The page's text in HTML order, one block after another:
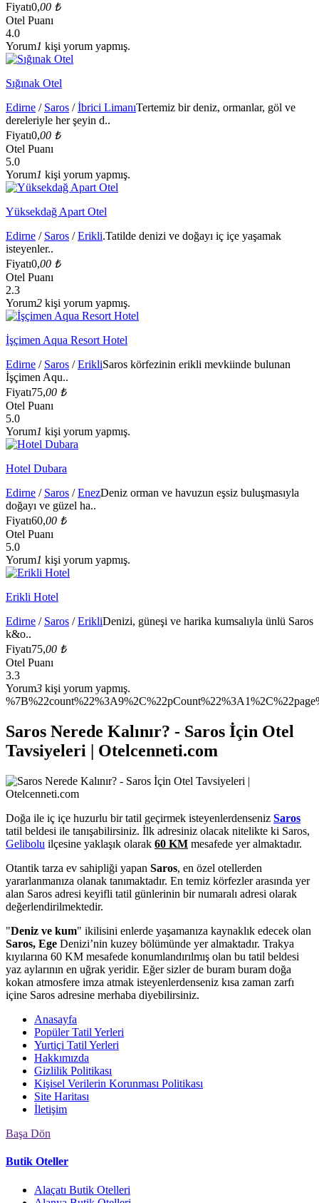
Fiyatı0,00 ₺
Otel Puanı
4.0
Yorum1 kişi yorum yapmış.
Sığınak Otel
Edirne / Saros /İbrici LimanıTertemiz bir deniz, ormanlar, göl ve
dereleriyle her şeyin d..
Fiyatı0,00 ₺
Otel Puanı
5.0
Yorum1 kişi yorum yapmış.
Yüksekdağ Apart Otel
Edirne / Saros /Erikli.Tatilde denizi ve doğayı iç içe yaşamak
isteyenler..
Fiyatı0,00 ₺
Otel Puanı
2.3
Yorum2 kişi yorum yapmış.
İşçimen Aqua Resort Hotel
Edirne / Saros /ErikliSaros körfezinin erikli mevkiinde bulunan
İşçimen Aqu..
Fiyatı75,00 ₺
Otel Puanı
5.0
Yorum1 kişi yorum yapmış.
Hotel Dubara
Edirne / Saros /EnezDeniz orman ve havuzun eşsiz buluşmasıyla
doğayı ve güzel ha..
Fiyatı60,00 ₺
Otel Puanı
5.0
Yorum1 kişi yorum yapmış.
Erikli Hotel
Edirne / Saros /ErikliDenizi, güneşi ve harika kumsalıyla ünlü Saros
k&o..
Fiyatı75,00 ₺
Otel Puanı
3.3
Yorum3 kişi yorum yapmış.
Saros Nerede Kalınır? - Saros İçin Otel
Tavsiyeleri | Otelcenneti.com
Doğa ile iç içe huzurlu bir tatil geçirmek isteyenlerdenseniz Saros
tatil beldesi ile tanışabilirsiniz. İlk adresiniz olacak nitelikte ki Saros,
Gelibolu ilçesine yaklaşık olarak 60 KM mesafede yer almaktadır.
Otantik tarza ev sahipliği yapan Saros, en özel otellerden
yararlanmanıza olanak tanımaktadır. En temiz körfezler arasında yer
alan Saros adresi keyifli tatil günlerinin bir numaralı adresi olarak
değerlendirilmektedir.
Deniz ve kum
ikilisini enlerde yaşamanıza kaynaklık edecek olan
Saros, Ege Denizi’nin kuzey bölümünde yer almaktadır. Trakya
kıyılarına 60 KM mesafede konumlandırılmış olan bu tatil beldesi
yaz aylarının en uğrak yeridir. Eğer sizler de buram buram doğa
kokan atmosfere imza atmak isteyenlerdenseniz kısa zaman zarfı
içine Saros adresine merhaba diyebilirsiniz.
Anasayfa
Popüler Tatil Yerleri
Yurtiçi Tatil Yerleri
Hakkımızda
Gizlilik Politikası
Kişisel Verilerin Korunması Politikası
Site Haritası
İletişim
Başa Dön
Butik Oteller
Alaçatı Butik Otelleri